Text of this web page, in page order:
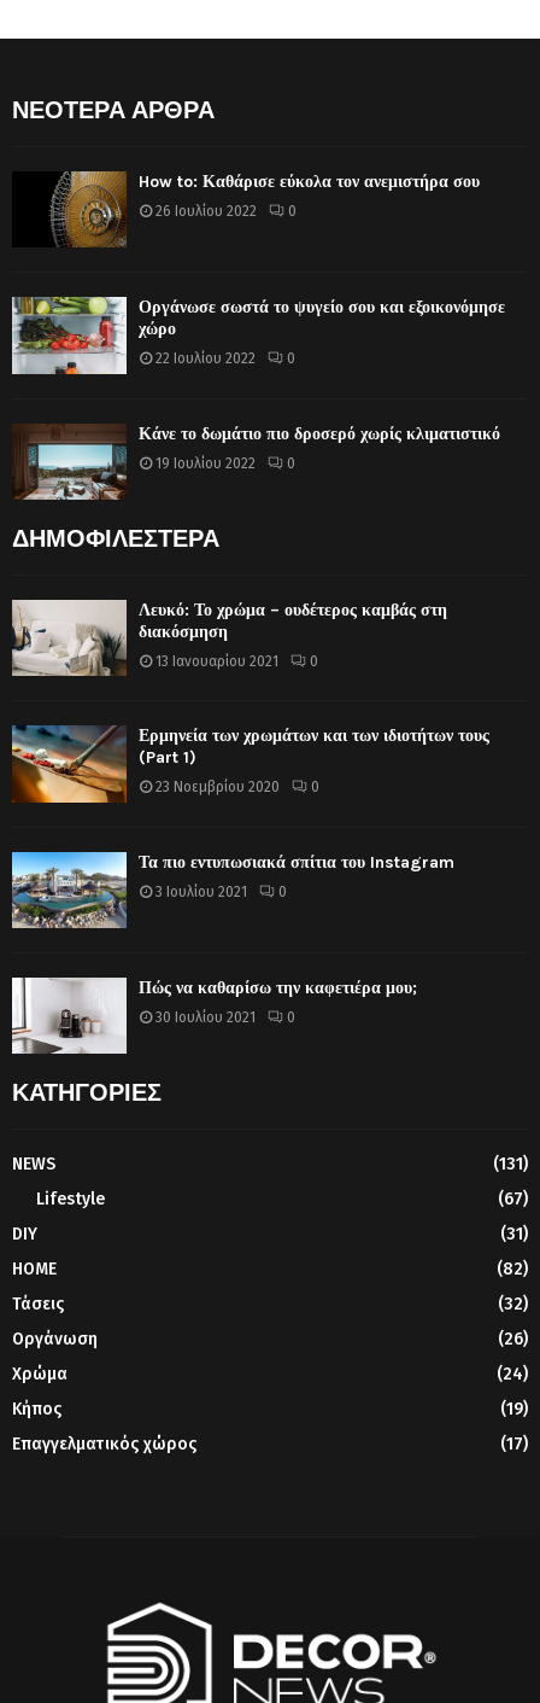
ΝΕΟΤΕΡΑ ΑΡΘΡΑ
How to: Καθάρισε εύκολα τον ανεμιστήρα σου
26 Ιουλίου 2022 0
Οργάνωσε σωστά το ψυγείο σου και εξοικονόμησε
χώρο
22 Ιουλίου 2022 0
Κάνε το δωμάτιο πιο δροσερό χωρίς κλιματιστικό
19 Ιουλίου 2022 0
ΔΗΜΟΦΙΛΕΣΤΕΡΑ
Λευκό: Το χρώμα – ουδέτερος καμβάς στη
διακόσμηση
13 Ιανουαρίου 2021 0
Ερμηνεία των χρωμάτων και των ιδιοτήτων τους
(Part 1)
23 Νοεμβρίου 2020 0
Τα πιο εντυπωσιακά σπίτια του Instagram
3 Ιουλίου 2021 0
Πώς να καθαρίσω την καφετιέρα μου;
30 Ιουλίου 2021 0
ΚΑΤΗΓΟΡΙΕΣ
NEWS
(131)
Lifestyle
(67)
DIY
(31)
HOME
(82)
Τάσεις
(32)
Οργάνωση
(26)
Χρώμα
(24)
Κήπος
(19)
Επαγγελματικός χώρος
(17)